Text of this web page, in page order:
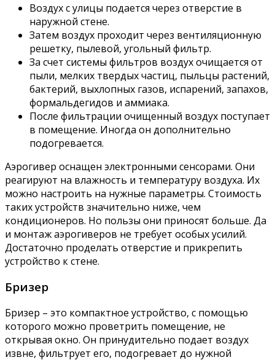
Воздух с улицы подается через отверстие в
наружной стене.
Затем воздух проходит через вентиляционную
решетку, пылевой, угольный фильтр.
За счет системы фильтров воздух очищается от
пыли, мелких твердых частиц, пыльцы растений,
бактерий, выхлопных газов, испарений, запахов,
формальдегидов и аммиака.
После фильтрации очищенный воздух поступает
в помещение. Иногда он дополнительно
подогревается.
Аэрогивер оснащен электронными сенсорами. Они
реагируют на влажность и температуру воздуха. Их
можно настроить на нужные параметры. Стоимость
таких устройств значительно ниже, чем
кондиционеров. Но пользы они приносят больше. Да
и монтаж аэрогиверов не требует особых усилий.
Достаточно проделать отверстие и прикрепить
устройство к стене.
Бризер
Бризер – это компактное устройство, с помощью
которого можно проветрить помещение, не
открывая окно. Он принудительно подает воздух
извне, фильтрует его, подогревает до нужной